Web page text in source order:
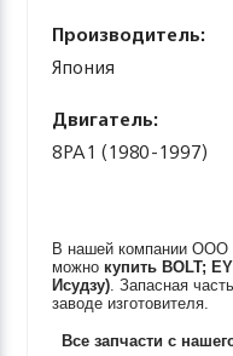
Производитель:
Япония
Двигатель:
8PA1 (1980-1997)
В нашей компании
можно купить BOLT;
Исудзу). Запасная
заводе изготовителя.
Все запчасти с